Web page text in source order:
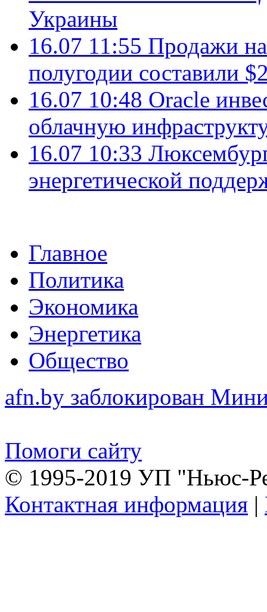
Украины
16.07 11:55 Продажи
полугодии составили
16.07 10:48 Oracle
облачную
16.07 10:33
энергетической
Главное
Политика
Экономика
Энергетика
Общество
afn.by заблокирован
Помоги сайту
© 1995-2019 УП "Ньюс-
Контактная информация |